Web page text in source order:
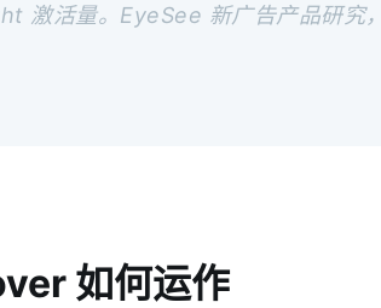
激活量。EyeSee 新广告产品研究
如何运作